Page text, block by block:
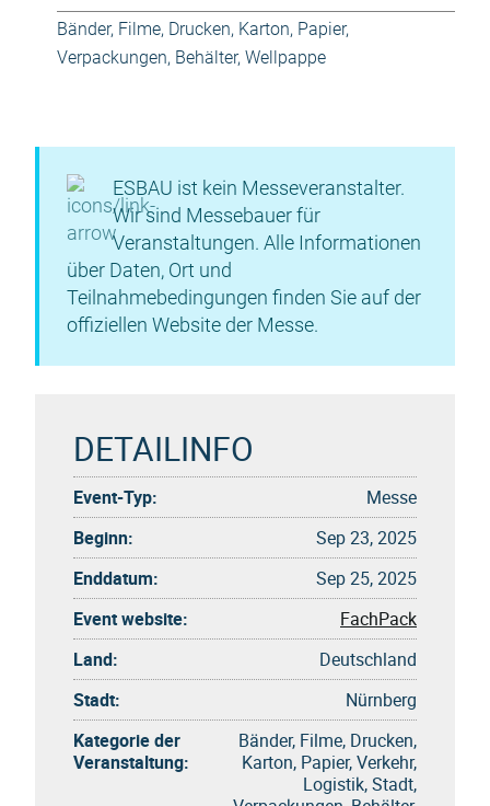
Bänder, Filme, Drucken, Karton, Papier,
Verpackungen, Behälter, Wellpappe
ESBAU ist kein Messeveranstalter.
Wir sind Messebauer für
Veranstaltungen. Alle Informationen
über Daten, Ort und
Teilnahmebedingungen finden Sie auf der
offiziellen Website der Messe.
DETAILINFO
Event-Typ:
Messe
Beginn:
Sep 23, 2025
Enddatum:
Sep 25, 2025
Event website:
FachPack
Land:
Deutschland
Stadt:
Nürnberg
Kategorie der
Veranstaltung:
Bänder, Filme, Drucken,
Karton, Papier, Verkehr,
Logistik, Stadt,